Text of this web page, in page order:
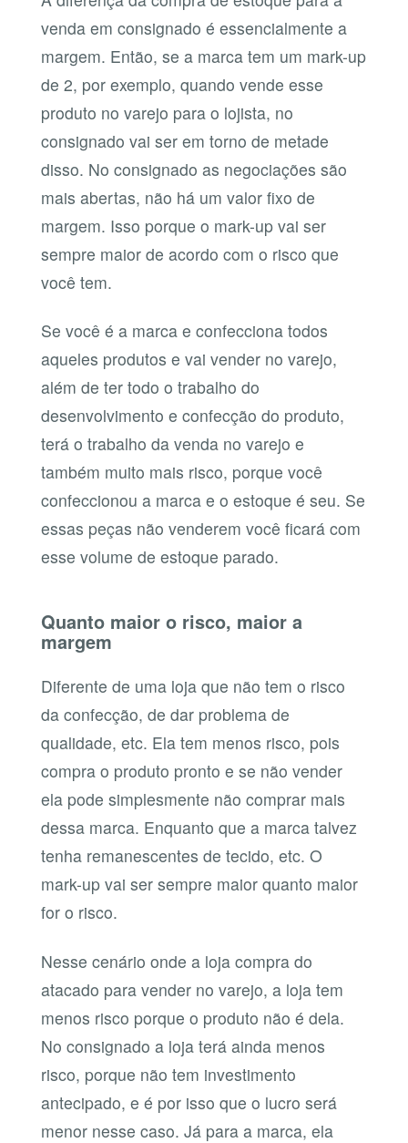
venda em consignado é essencialmente a
margem. Então, se a marca tem um mark-up
de 2, por exemplo, quando vende esse
produto no varejo para o lojista, no
consignado vai ser em torno de metade
disso. No consignado as negociações são
mais abertas, não há um valor fixo de
margem. Isso porque o mark-up vai ser
sempre maior de acordo com o risco que
você tem.
Se você é a marca e confecciona todos
aqueles produtos e vai vender no varejo,
além de ter todo o trabalho do
desenvolvimento e confecção do produto,
terá o trabalho da venda no varejo e
também muito mais risco, porque você
confeccionou a marca e o estoque é seu. Se
essas peças não venderem você ficará com
esse volume de estoque parado.
Quanto maior o risco, maior a
margem
Diferente de uma loja que não tem o risco
da confecção, de dar problema de
qualidade, etc. Ela tem menos risco, pois
compra o produto pronto e se não vender
ela pode simplesmente não comprar mais
dessa marca. Enquanto que a marca talvez
tenha remanescentes de tecido, etc. O
mark-up vai ser sempre maior quanto maior
for o risco.
Nesse cenário onde a loja compra do
atacado para vender no varejo, a loja tem
menos risco porque o produto não é dela.
No consignado a loja terá ainda menos
risco, porque não tem investimento
antecipado, e é por isso que o lucro será
menor nesse caso. Já para a marca, ela